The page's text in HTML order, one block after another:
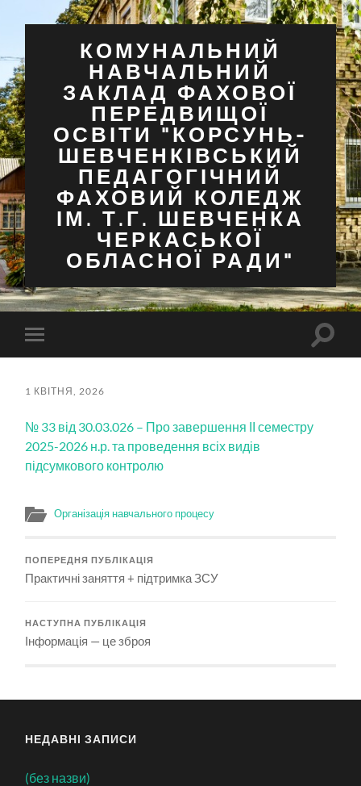
КОМУНАЛЬНИЙ
НАВЧАЛЬНИЙ
ЗАКЛАД ФАХОВОЇ
ПЕРЕДВИЩОЇ
ОСВІТИ "КОРСУНЬ-
ШЕВЧЕНКІВСЬКИЙ
ПЕДАГОГІЧНИЙ
ФАХОВИЙ КОЛЕДЖ
ІМ. Т.Г. ШЕВЧЕНКА
ЧЕРКАСЬКОЇ
ОБЛАСНОЇ РАДИ"
Перемкнути
мобільне
1 КВІТНЯ, 2026
№ 33 від 30.03.026 – Про завершення ІІ семестру
2025-2026 н.р. та проведення всіх видів
підсумкового контролю
Організація навчального процесу
ПОПЕРЕДНЯ ПУБЛІКАЦІЯ
Практичні заняття + підтримка ЗСУ
НАСТУПНА ПУБЛІКАЦІЯ
Інформація — це зброя
НЕДАВНІ ЗАПИСИ
(без назви)